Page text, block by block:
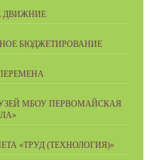
ДВИЖНИЕ
БЮДЖЕТИРОВАНИЕ
МБОУ ПЕРВОМАЙСКАЯ
«ТРУД (ТЕХНОЛОГИЯ)»